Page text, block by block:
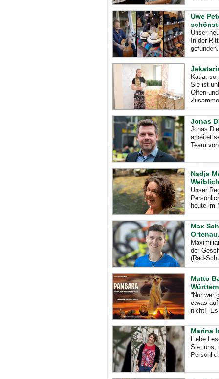
Uwe
Unser
In der
Katja, so
Sie ist
Offen
Jonas
Jonas
arbeitet
Team
Nadja
Unser
heute im
Max
Ortenau.
der
(Rad-
Matto
“Nur wer
etwas
nicht!”
Marina
Liebe
Sie, uns,